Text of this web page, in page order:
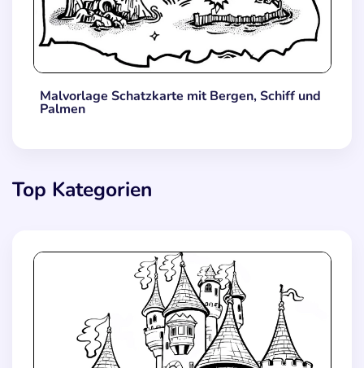
Malvorlage Schatzkarte mit Bergen, Schiff und
Palmen
Top Kategorien